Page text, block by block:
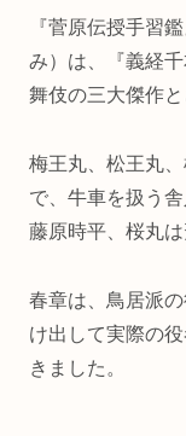
『菅原伝授手習
み）は、『義経
舞伎の三大傑作と
梅王丸、松王丸
で、牛車を扱う
藤原時平、桜丸
春章は、鳥居派
け出して実際の
きました。